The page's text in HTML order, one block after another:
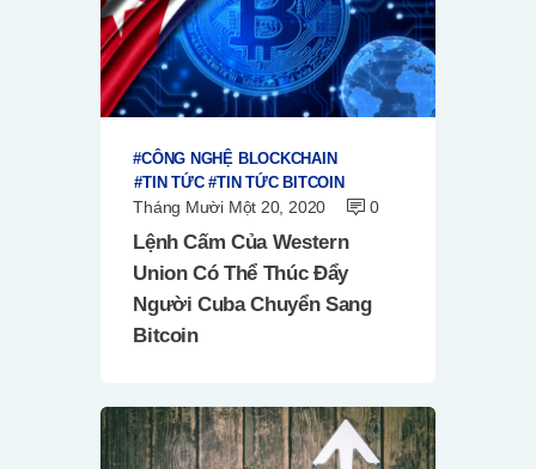
CÔNG NGHỆ BLOCKCHAIN
TIN TỨC
TIN TỨC BITCOIN
Tháng Mười Một 20, 2020 0
Lệnh Cấm Của Western
Union Có Thể Thúc Đẩy
Người Cuba Chuyển Sang
Bitcoin